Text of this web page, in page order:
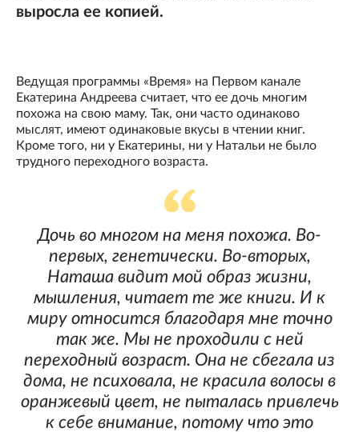
выросла ее копией.
Ведущая программы «Время» на Первом канале
Екатерина Андреева считает, что ее дочь многим
похожа на свою маму. Так, они часто одинаково
мыслят, имеют одинаковые вкусы в чтении книг.
Кроме того, ни у Екатерины, ни у Натальи не было
трудного переходного возраста.
Дочь во многом на меня похожа. Во-
первых, генетически. Во-вторых,
Наташа видит мой образ жизни,
мышления, читает те же книги. И к
миру относится благодаря мне точно
так же. Мы не проходили с ней
переходный возраст. Она не сбегала из
дома, не психовала, не красила волосы в
оранжевый цвет, не пыталась привлечь
к себе внимание, потому что это